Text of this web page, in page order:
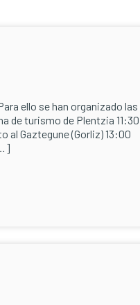
ello se han organizado las
de turismo de Plentzia 11:30
al Gaztegune (Gorliz) 13:00